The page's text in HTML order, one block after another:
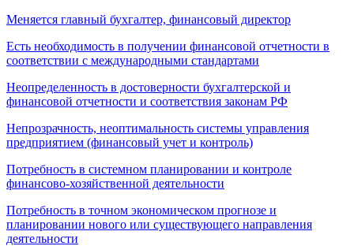
Меняется главный бухгалтер, финансовый директор
Есть необходимость в получении финансовой отчетности в
соответствии с международными стандартами
Неопределенность в достоверности бухгалтерской и
финансовой отчетности и соответствия законам РФ
Непрозрачность, неоптимальность системы управления
предприятием (финансовый учет и контроль)
Потребность в системном планировании и контроле
финансово-хозяйственной деятельности
Потребность в точном экономическом прогнозе и
планировании нового или существующего направления
деятельности